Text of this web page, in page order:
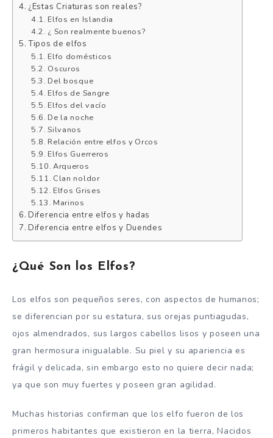
¿Estas Criaturas son reales?
Elfos en Islandia
¿ Son realmente buenos?
Tipos de elfos
Elfo domésticos
Oscuros
Del bosque
Elfos de Sangre
Elfos del vacío
De la noche
Silvanos
Relación entre elfos y Orcos
Elfos Guerreros
Arqueros
Clan noldor
Elfos Grises
Marinos
Diferencia entre elfos y hadas
Diferencia entre elfos y Duendes
¿Qué Son los Elfos?
Los elfos son pequeños seres, con aspectos de humanos;
se diferencian por su estatura, sus orejas puntiagudas,
ojos almendrados, sus largos cabellos lisos y poseen una
gran hermosura inigualable. Su piel y su apariencia es
frágil y delicada, sin embargo esto no quiere decir nada;
ya que son muy fuertes y poseen gran agilidad.
Muchas historias confirman que los elfo fueron de los
primeros habitantes que existieron en la tierra, Nacidos